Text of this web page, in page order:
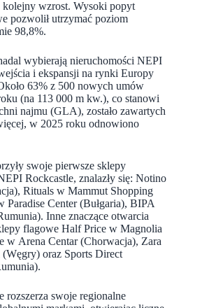
kolejny wzrost. Wysoki popyt
pozwolił utrzymać poziom
98,8%.
wybierają nieruchomości NEPI
i ekspansji na rynki Europy
63% z 500 nowych umów
(na 113 000 m kw.), co stanowi
najmu (GLA), zostało zawartych
w 2025 roku odnowiono
swoje pierwsze sklepy
Rockcastle, znalazły się: Notino
Rituals w Mammut Shopping
Center (Bułgaria), BIPA
Inne znaczące otwarcia
flagowe Half Price w Magnolia
w Arena Centar (Chorwacja), Zara
oraz Sports Direct
rozszerza swoje regionalne